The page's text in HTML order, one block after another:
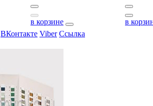
в корзине
в
ВКонтакте Viber Ссылка